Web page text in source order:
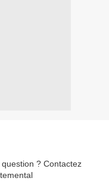
? Contactez